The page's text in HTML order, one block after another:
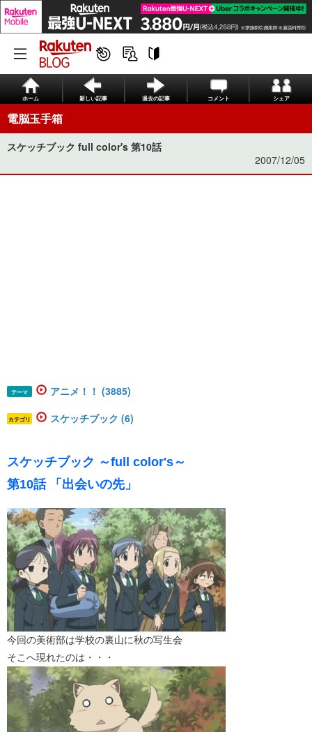
ホーム 新しい記事 過去の記事 コメント シェア
電脳玉手箱
スケッチブック full color's 第10話
2007/12/05
テーマ アニメ！！ (3885)
カテゴリ スケッチブック (6)
スケッチブック ～full color's～
第10話 「出会いの先」
今回の美術部は学校の裏山に秋の写生会
そこへ現れたのは・・・